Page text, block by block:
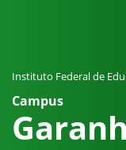
Instituto Federal de
Campus